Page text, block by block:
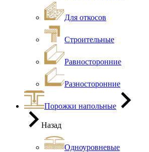
Для откосов
Строительные
Равносторонние
Разносторонние
Порожки напольные
Назад
Одноуровневые